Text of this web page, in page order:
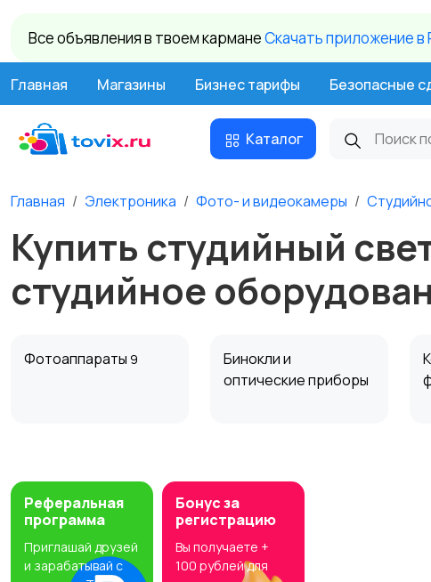
Все объявления в твоем карманеCкачать приложение в
Главная Магазины Бизнес тарифы Безопасные
Каталог
Главная Электроника Фото- и видеокамеры
Купить студийный
студийное
Фотоаппараты 9
Бинокли и
оптические приборы
Реферальная
программа
Приглашай друзей
и зарабатывай с
Бонус за
регистрацию
Вы получаете +
100 рублей для